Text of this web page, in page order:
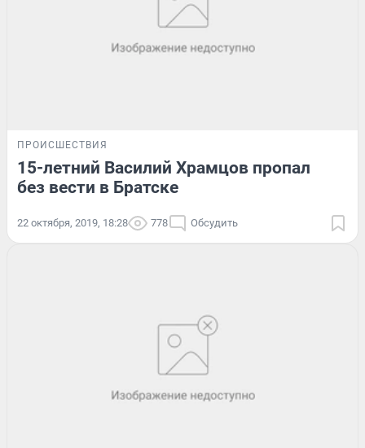
ПРОИСШЕСТВИЯ
15-летний Василий Храмцов пропал
без вести в Братске
22 октября, 2019, 18:28 778 Обсудить